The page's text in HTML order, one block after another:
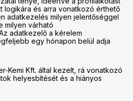
logikára és arra vonatkozó érthető
adatkezelés milyen jelentőséggel
milyen várható
adatkezelő a kérelem
egy hónapon belül adja
Kemi Kft. által kezelt, rá vonatkozó
helyesbítését és a hiányos